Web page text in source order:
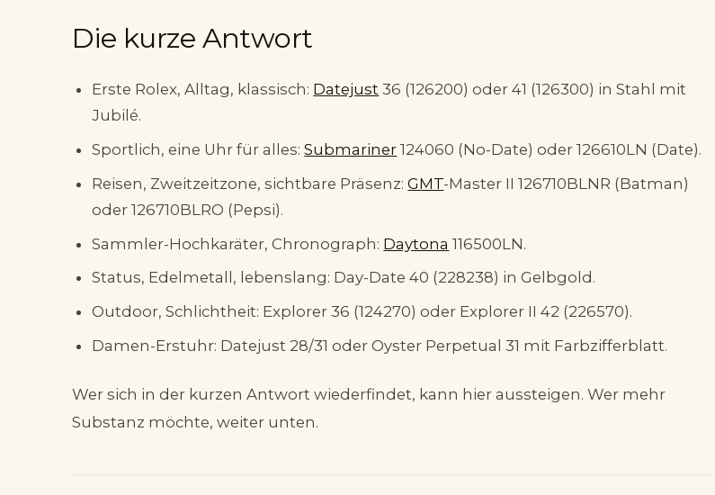
Die kurze Antwort
Erste Rolex, Alltag, klassisch: Datejust 36 (126200) oder 41 (126300) in Stahl mit
Jubilé.
Sportlich, eine Uhr für alles:Submariner 124060 (No-Date) oder 126610LN (Date).
Reisen, Zweitzeitzone, sichtbare Präsenz:GMT-Master II 126710BLNR (Batman)
oder 126710BLRO (Pepsi).
Sammler-Hochkaräter, Chronograph: Daytona 116500LN.
Status, Edelmetall, lebenslang: Day-Date 40 (228238) in Gelbgold.
Outdoor, Schlichtheit: Explorer 36 (124270) oder Explorer II 42 (226570).
Damen-Erstuhr: Datejust 28/31 oder Oyster Perpetual 31 mit Farbzifferblatt.
Wer sich in der kurzen Antwort wiederfindet, kann hier aussteigen. Wer mehr
Substanz möchte, weiter unten.